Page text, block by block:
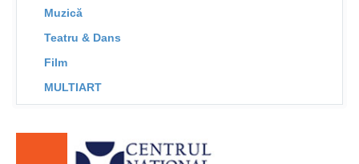
Muzică
Teatru & Dans
Film
MULTIART